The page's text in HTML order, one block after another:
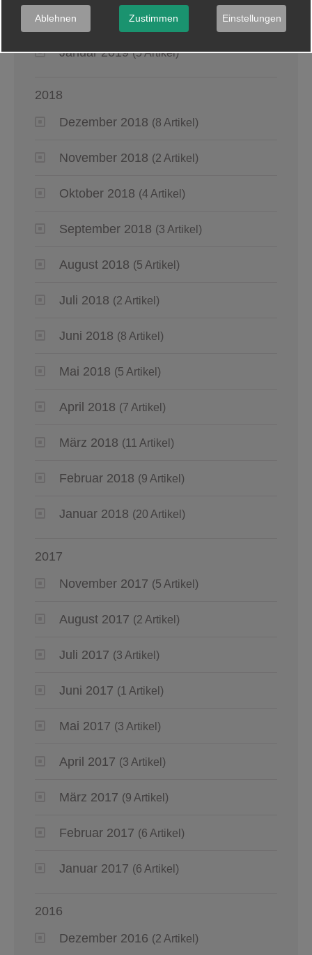
März 2019 (6 Artikel)
Januar 2019 (5 Artikel)
2018
Dezember 2018 (8 Artikel)
November 2018 (2 Artikel)
Oktober 2018 (4 Artikel)
September 2018 (3 Artikel)
August 2018 (5 Artikel)
Juli 2018 (2 Artikel)
Juni 2018 (8 Artikel)
Mai 2018 (5 Artikel)
April 2018 (7 Artikel)
März 2018 (11 Artikel)
Februar 2018 (9 Artikel)
Januar 2018 (20 Artikel)
2017
November 2017 (5 Artikel)
August 2017 (2 Artikel)
Juli 2017 (3 Artikel)
Juni 2017 (1 Artikel)
Mai 2017 (3 Artikel)
April 2017 (3 Artikel)
März 2017 (9 Artikel)
Februar 2017 (6 Artikel)
Januar 2017 (6 Artikel)
2016
Dezember 2016 (2 Artikel)
Ablehnen Zustimmen Einstellungen